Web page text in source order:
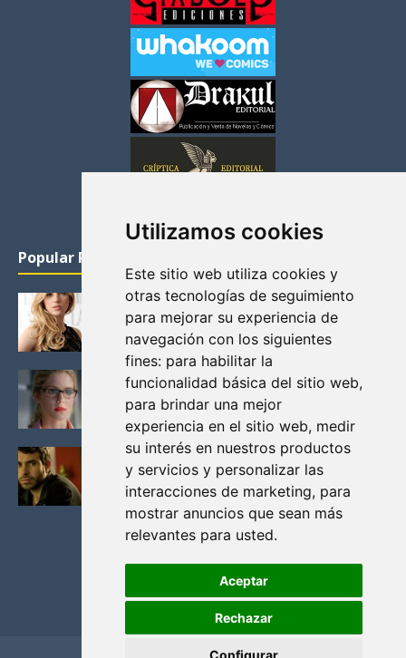
Utilizamos cookies
Este sitio web utiliza cookies y
otras tecnologías de seguimiento
para mejorar su experiencia de
navegación con los siguientes
fines: para habilitar la
funcionalidad básica del sitio web,
para brindar una mejor
experiencia en el sitio web, medir
su interés en nuestros productos
y servicios y personalizar las
interacciones de marketing, para
mostrar anuncios que sean más
relevantes para usted.
Aceptar
Rechazar
Configurar
Popular Posts
KATHERYN WINNICK: LA ACTRIZ MAS GUAPA DE
VIKINGOS
Junio 14, 2013
FELICITY (EMILY BETT RICKARDS), LAS FOTOS
MAS BONITAS DE LA ALIADA DE ARROW
Noviembre 30, 2013
BLACK MIRROR: TODA TU HISTORIA. EPISODIO 3.
LA CRITICA
Mayo 17, 2012